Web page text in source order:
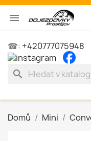

☎: +420777075948
search
Domů Mini